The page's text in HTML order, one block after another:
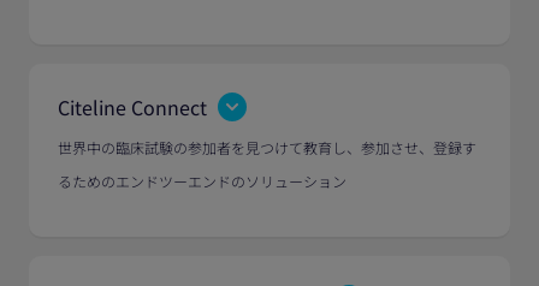
Citeline Connect
世界中の臨床試験の参加者を見つけて教育し、参加させ、登録す
るためのエンドツーエンドのソリューション